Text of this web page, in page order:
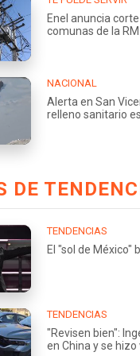
Enel anuncia
comunas de la RM
NACIONAL
Alerta en San
relleno sanitario
DE
TENDENCIAS
El "sol de México"
TENDENCIAS
"Revisen bien":
en China y se hizo